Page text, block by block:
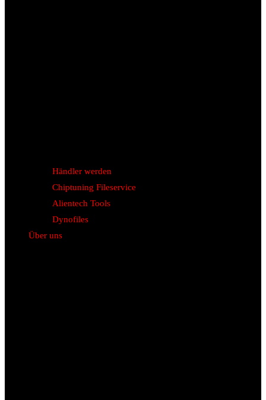
Händler werden
Chiptuning Fileservice
Alientech Tools
Dynofiles
Über uns